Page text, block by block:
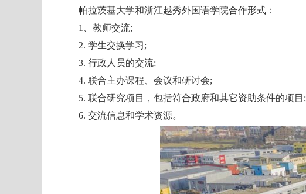
帕拉茨基大学和浙江越秀外国语学院合作形式：
1、教师交流;
2. 学生交换学习;
3. 行政人员的交流;
4. 联合主办课程、会议和研讨会;
5. 联合研究项目，包括符合政府和其它资助条件的项目;
6. 交流信息和学术资源。